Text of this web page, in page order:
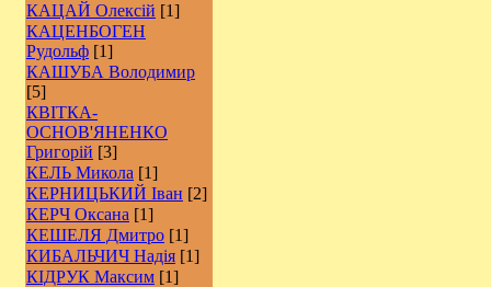
КАЦАЙ Олексій [1]
КАЦЕНБОГЕН
Рудольф [1]
КАШУБА Володимир
[5]
КВІТКА-
ОСНОВ'ЯНЕНКО
Григорій [3]
КЕЛЬ Микола [1]
КЕРНИЦЬКИЙ Іван [2]
КЕРЧ Оксана [1]
КЕШЕЛЯ Дмитро [1]
КИБАЛЬЧИЧ Надія [1]
КІДРУК Максим [1]